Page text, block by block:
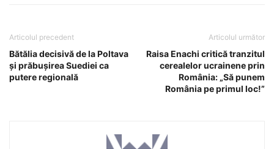
Articolul precedent
Bătălia decisivă de la Poltava
și prăbușirea Suediei ca
putere regională
Articolul următor
Raisa Enachi critică tranzitul
cerealelor ucrainene prin
România: „Să punem
România pe primul loc!”